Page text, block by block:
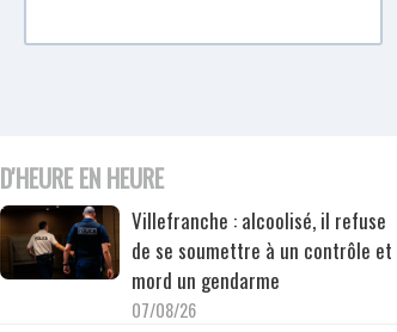
D'HEURE EN HEURE
Villefranche : alcoolisé, il refuse
de se soumettre à un contrôle et
mord un gendarme
07/08/26